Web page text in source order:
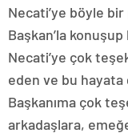
Necati’ye böyle
Başkan’la
Necati’ye çok
eden ve bu
Başkanıma çok
arkadaşlara,